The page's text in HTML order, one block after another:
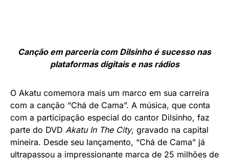
Canção em parceria com Dilsinho é sucesso nas
plataformas digitais e nas rádios
O Akatu comemora mais um marco em sua carreira
com a canção “Chá de Cama”. A música, que conta
com a participação especial do cantor Dilsinho, faz
parte do DVD Akatu In The City, gravado na capital
mineira. Desde seu lançamento, “Chá de Cama” já
ultrapassou a impressionante marca de 25 milhões de